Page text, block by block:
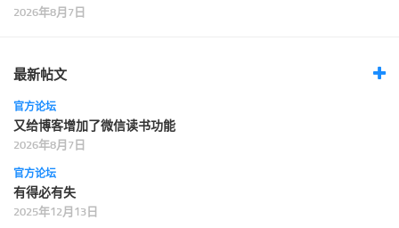
2026年8月7日
最新帖文
官方论坛
又给博客增加了微信读书功能
2026年8月7日
官方论坛
有得必有失
2025年12月13日